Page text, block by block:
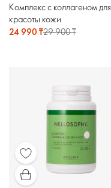
Комплекс с коллагеном для
красоты кожи
24 990 ₸29 900 ₸